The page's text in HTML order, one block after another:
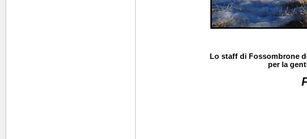
Lo staff di Fossombrone
per la